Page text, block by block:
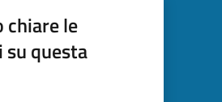
chiare le
questa